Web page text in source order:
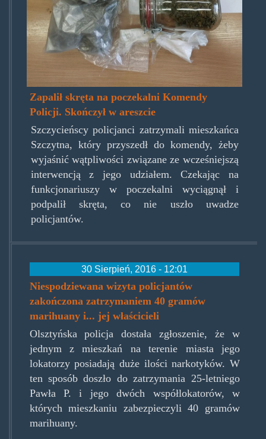
Zapalił skręta na poczekalni Komendy
Policji. Skończył w areszcie
Szczycieńscy policjanci zatrzymali mieszkańca
Szczytna, który przyszedł do komendy, żeby
wyjaśnić wątpliwości związane ze wcześniejszą
interwencją z jego udziałem. Czekając na
funkcjonariuszy w poczekalni wyciągnął i
podpalił skręta, co nie uszło uwadze
policjantów.
30 Sierpień, 2016 - 12:01
Niespodziewana wizyta policjantów
zakończona zatrzymaniem 40 gramów
marihuany i... jej właścicieli
Olsztyńska policja dostała zgłoszenie, że w
jednym z mieszkań na terenie miasta jego
lokatorzy posiadają duże ilości narkotyków. W
ten sposób doszło do zatrzymania 25-letniego
Pawła P. i jego dwóch współlokatorów, w
których mieszkaniu zabezpieczyli 40 gramów
marihuany.